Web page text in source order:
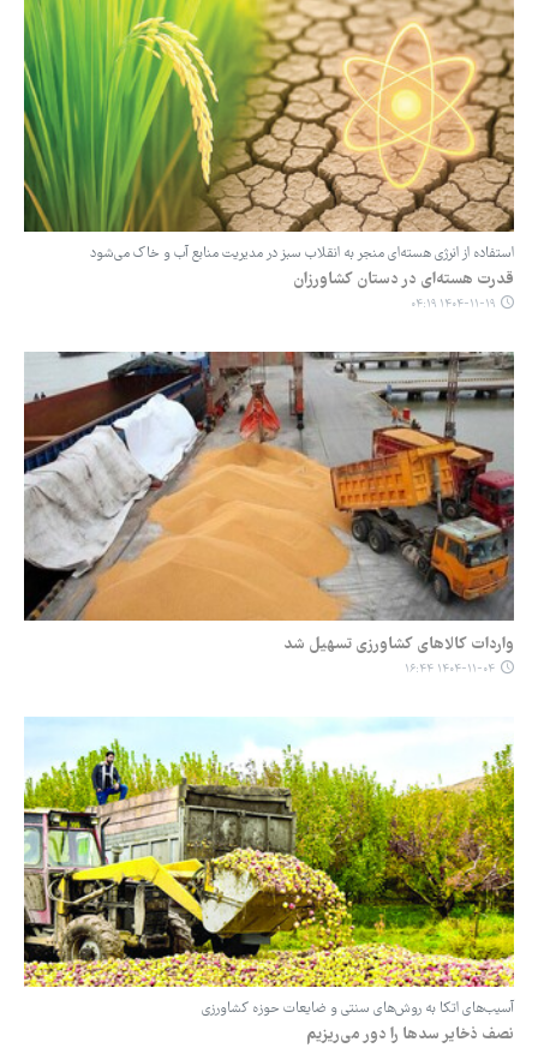
استفاده از انرژی هسته‌ای منجر به انقلاب سبز در مدیریت منابع آب ‌و خاک می‌شود
قدرت هسته‌ای در دستان کشاورزان
۱۴۰۴-۱۱-۱۹ ۰۴:۱۹
واردات کالاهای کشاورزی تسهیل شد
۱۴۰۴-۱۱-۰۴ ۱۶:۴۴
آسیب‌های اتکا به روش‌های سنتی و ضایعات حوزه کشاورزی
نصف ذخایر سدها را دور می‌ریزیم